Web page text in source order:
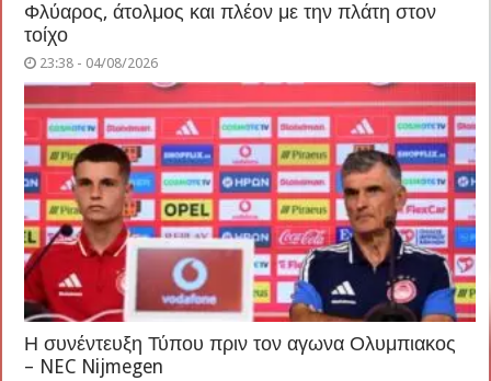
Φλύαρος, άτολμος και πλέον με την πλάτη στον
τοίχο
23:38 - 04/08/2026
Η συνέντευξη Τύπου πριν τον αγωνα Ολυμπιακος
– NEC Nijmegen